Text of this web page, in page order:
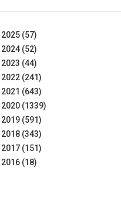
2025 (57)
2024 (52)
2023 (44)
2022 (241)
2021 (643)
2020 (1339)
2019 (591)
2018 (343)
2017 (151)
2016 (18)